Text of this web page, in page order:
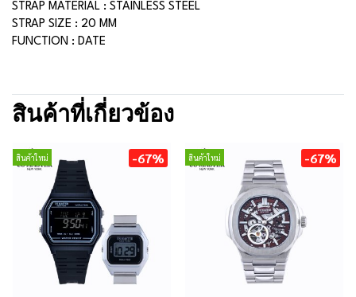
STRAP MATERIAL : STAINLESS STEEL
STRAP SIZE : 20 MM
FUNCTION : DATE
สินค้าที่เกี่ยวข้อง
สินค้าใหม่ -67% สินค้าใหม่ -67%